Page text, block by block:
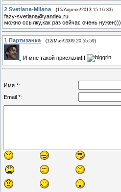
2 Svetlana-Milana (15/Апреля/2013 15:16:33)
fazy-svetlana@yandex.ru
можно ссылку,как раз сейчас очень нужен)))
1 Партизанка (12/Мая/2009 20:55:59)
И мне такой прислали!!!
Имя *:
Email *: